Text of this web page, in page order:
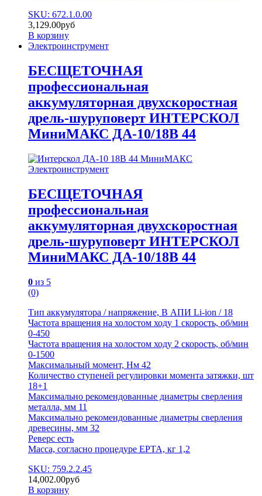
SKU: 672.1.0.00
3,129.00руб
В корзину
Электроинструмент
БЕСЩЕТОЧНАЯ
профессиональная
аккумуляторная двухскоростная
дрель-шуруповерт ИНТЕРСКОЛ
МиниМАКС ДА-10/18В 44
Электроинструмент
БЕСЩЕТОЧНАЯ
профессиональная
аккумуляторная двухскоростная
дрель-шуруповерт ИНТЕРСКОЛ
МиниМАКС ДА-10/18В 44
0 из 5
(0)
Тип аккумулятора / напряжение, В АПИ Li-ion / 18
Частота вращения на холостом ходу 1 скорость, об/мин
0-450
Частота вращения на холостом ходу 2 скорость, об/мин
0-1500
Максимальный момент, Нм 42
Количество ступеней регулировки момента затяжки, шт
18+1
Максимально рекомендованные диаметры сверления
металла, мм 11
Максимально рекомендованные диаметры сверления
древесины, мм 32
Реверс есть
Масса, согласно процедуре ЕРТА, кг 1,2
SKU: 759.2.2.45
14,002.00руб
В корзину